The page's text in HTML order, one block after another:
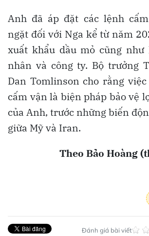
Anh đã áp đặt các lệnh
ngặt đối với Nga kể từ năm
xuất khẩu dầu mỏ cũng như
nhân và công ty. Bộ trưởng
Dan Tomlinson cho rằng
cấm vận là biện pháp bảo vệ
của Anh, trước những biến
giữa Mỹ và Iran.
Theo Bảo Hoàng
Đánh giá bài viết